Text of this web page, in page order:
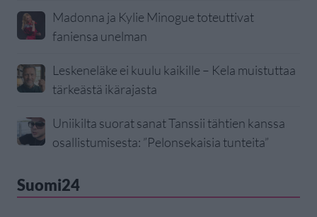
Madonna ja Kylie Minogue toteuttivat
faniensa unelman
Leskeneläke ei kuulu kaikille – Kela muistuttaa
tärkeästä ikärajasta
Uniikilta suorat sanat Tanssii tähtien kanssa
osallistumisesta: ”Pelonsekaisia tunteita”
Suomi24